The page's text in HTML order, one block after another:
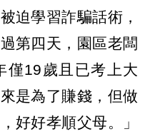
迫學習詐騙話術，
第四天，園區老闆
僅19歲且已考上大
是為了賺錢，但做
好好孝順父母。」